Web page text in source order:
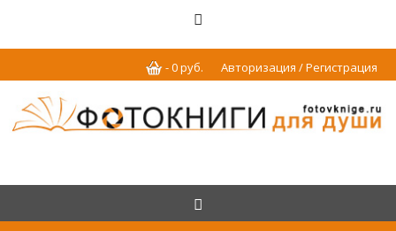
Авторизация / Регистрация
-0руб.